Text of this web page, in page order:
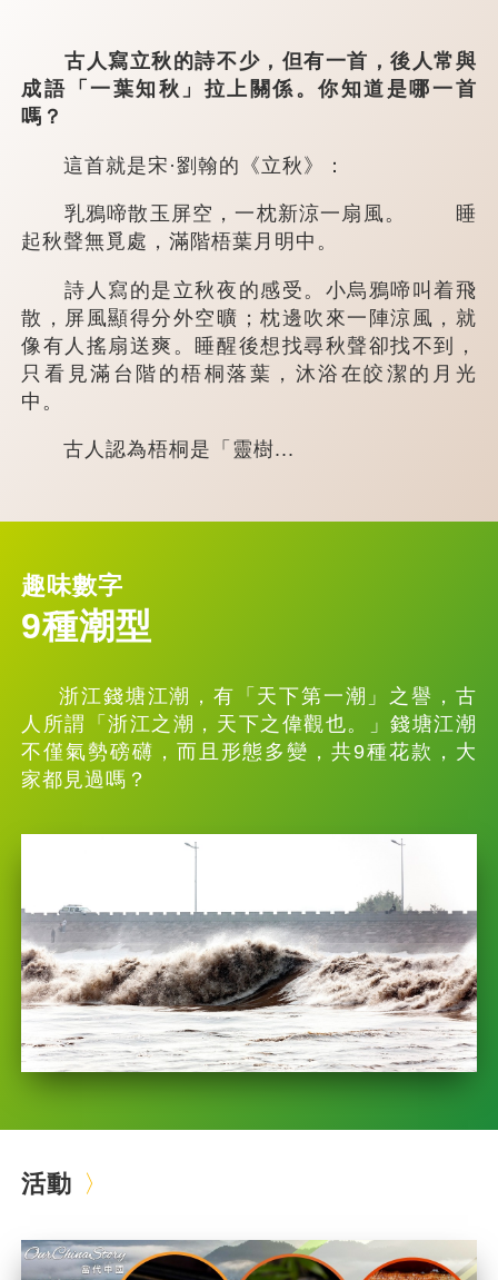
古人寫立秋的詩不少，但有一首，後人常與
成語「一葉知秋」拉上關係。你知道是哪一首
嗎？
這首就是宋·劉翰的《立秋》：
乳鴉啼散玉屏空，一枕新涼一扇風。 睡
起秋聲無覓處，滿階梧葉月明中。
詩人寫的是立秋夜的感受。小烏鴉啼叫着飛
散，屏風顯得分外空曠；枕邊吹來一陣涼風，就
像有人搖扇送爽。睡醒後想找尋秋聲卻找不到，
只看見滿台階的梧桐落葉，沐浴在皎潔的月光
中。
古人認為梧桐是「靈樹...
趣味數字
9種潮型
浙江錢塘江潮，有「天下第一潮」之譽，古
人所謂「浙江之潮，天下之偉觀也。」錢塘江潮
不僅氣勢磅礴，而且形態多變，共9種花款，大
家都見過嗎？
活動